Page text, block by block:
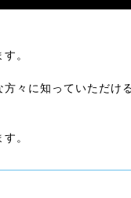
。
々に知っていただけ
。